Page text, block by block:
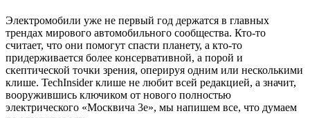
Электромобили уже не первый год держатся в главных
трендах мирового автомобильного сообщества. Кто-то
считает, что они помогут спасти планету, а кто-то
придерживается более консервативной, а порой и
скептической точки зрения, оперируя одним или несколькими
клише. TechInsider клише не любит всей редакцией, а значит,
вооружившись ключиком от нового полностью
электрического «Москвича 3е», мы напишем все, что думаем